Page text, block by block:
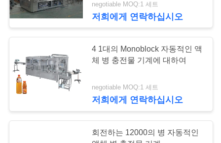
저
희
게
락
UHT 우유 생산 선
negotiable MOQ:1 세트
저희에게 연락하십시오
4 1대의 Monoblock 자동적인 액
체 병 충전물 기계에 대하여
negotiable MOQ:1 세트
저희에게 연락하십시오
회전하는 12000의 병 자동적인